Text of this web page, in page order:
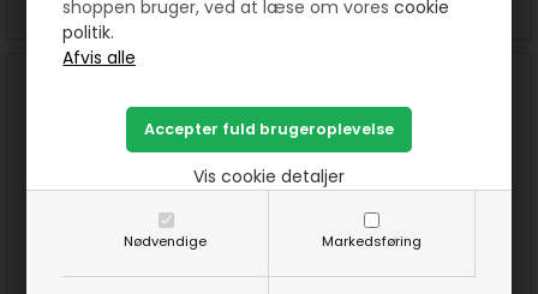
shoppen bruger, ved at læse om vorescookie
politik.
Nødvendige Markedsføring
Vis cookie detaljer
SE MERE SE MERE
12. lod i "Resteræs - Leg med
13. lod i "Resteræs - Leg med